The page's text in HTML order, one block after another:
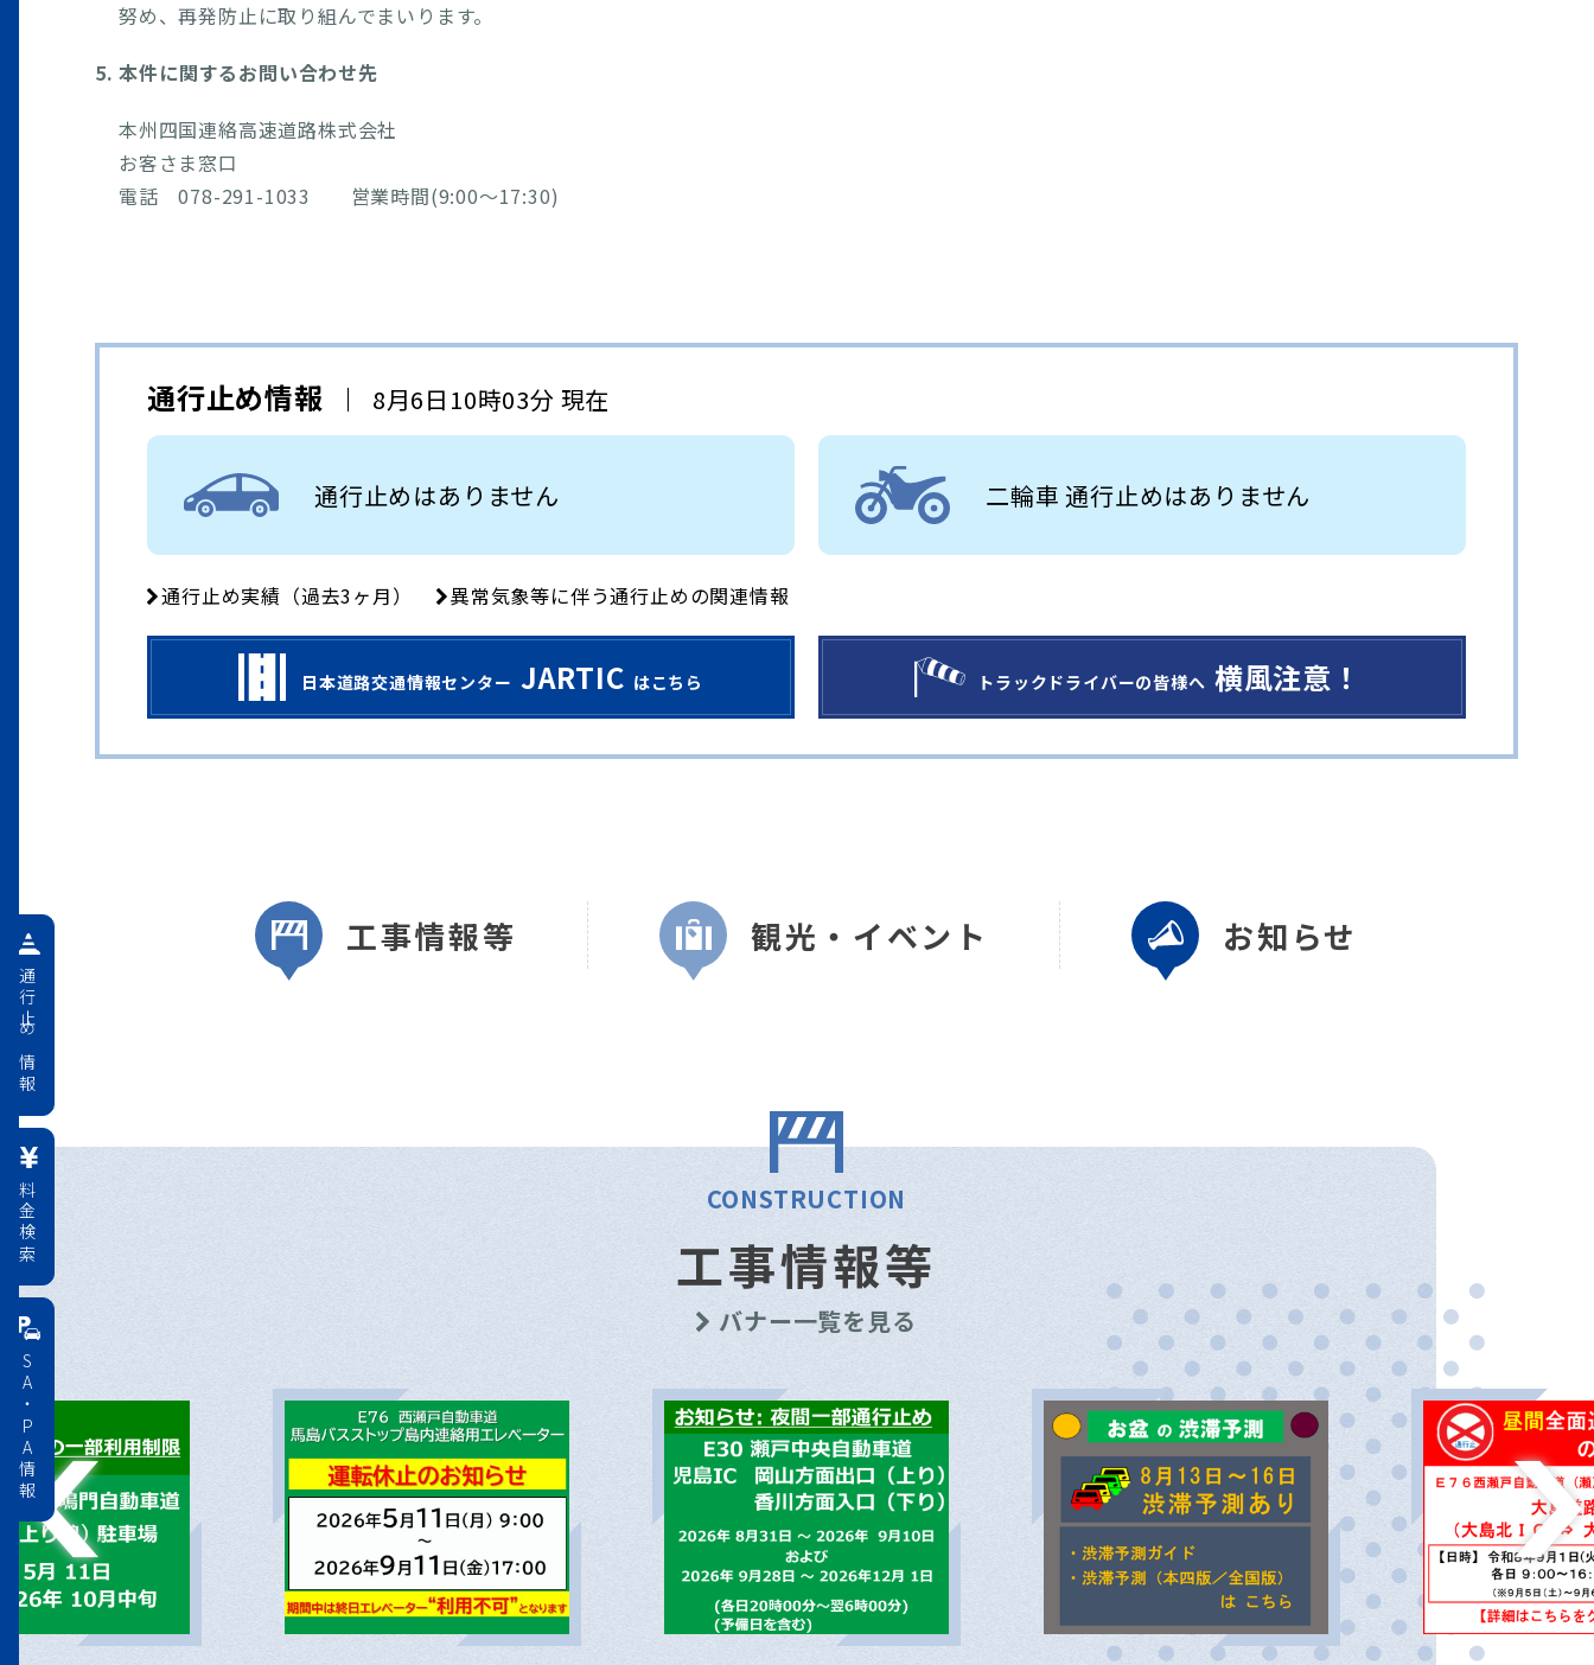
努め、再発防止に取り組んでまいります。
5. 本件に関するお問い合わせ先
本州四国連絡高速道路株式会社
お客さま窓口
電話 078-291-1033 営業時間(9:00～17:30)
通行止め情報 8月6日10時03分 現在
通行止めはありません 二輪車 通行止めはありません
通行止め実績（過去3ヶ月） 異常気象等に伴う通行止めの関連情報
日本道路交通情報センター JARTIC はこちら トラックドライバーの皆様へ 横風注意！
工事情報等 観光・イベント お知らせ
CONSTRUCTION
工事情報等
バナー一覧を見る
通行止め情報
料金検索
SA・PA情報